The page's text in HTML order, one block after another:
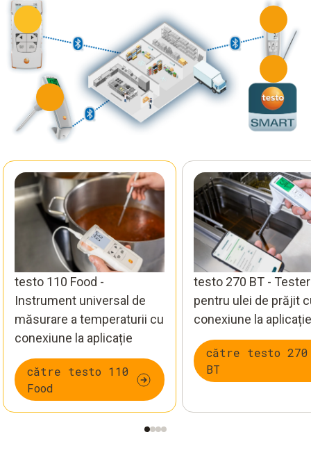
testo 110 Food -
Instrument universal de
măsurare a temperaturii cu
conexiune la aplicație
către testo 110
Food
testo 270 BT - Tester
pentru ulei de prăjit
conexiune la aplicație
către testo 270
BT